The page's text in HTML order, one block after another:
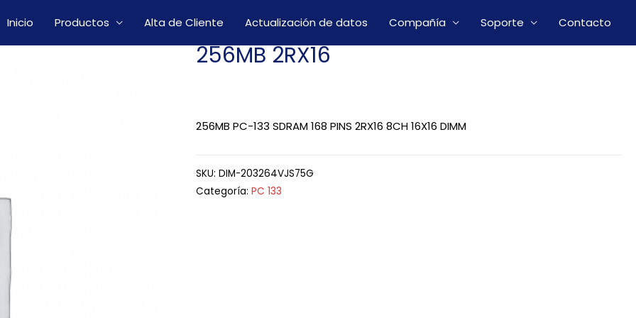
Inicio Productos Alta de Cliente Actualización de datos Compañía Soporte Contacto
256MB 2RX16
256MB PC-133 SDRAM 168 PINS 2RX16 8CH 16X16 DIMM
SKU:DIM-203264VJS75G
Categoría:PC 133